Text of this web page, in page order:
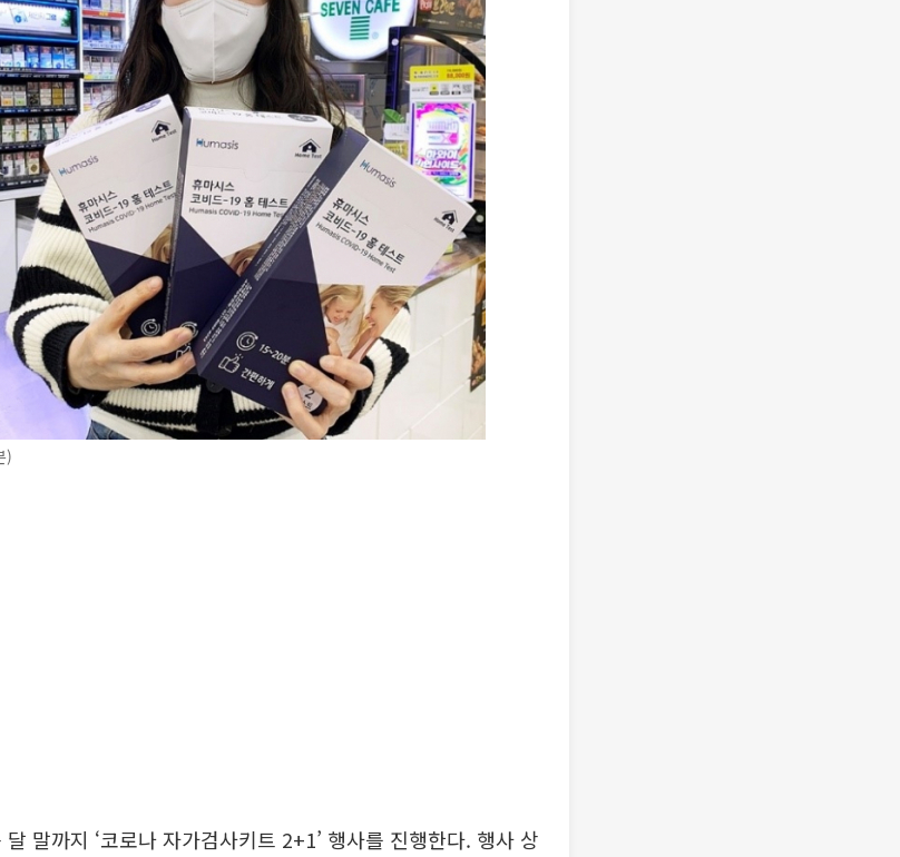
)
말까지 ‘코로나 자가검사키트 2+1’ 행사를 진행한다. 행사 상